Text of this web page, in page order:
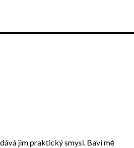
jim praktický smysl. Baví mě